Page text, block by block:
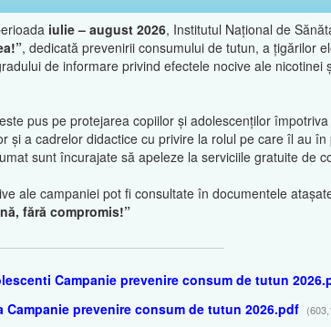
iulie – august 2026, Institutul Național de
, dedicată prevenirii consumului de tutun, a țigărilor
de informare privind efectele nocive ale
pus pe protejarea copiilor și adolescenților
și a cadrelor didactice cu privire la rolul pe care îl au
sunt încurajate să apeleze la serviciile gratuite de
ale campaniei pot fi consultate în documentele
fără compromis!”
Campanie prevenire consum de tutun
Campanie prevenire consum de tutun 2026.pdf